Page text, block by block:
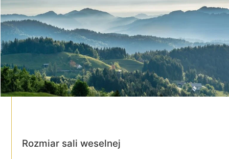
Rozmiar sali weselnej